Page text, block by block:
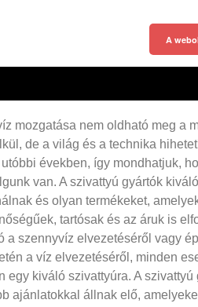
mozgatása nem oldható meg a
de a világ és a technika
években, így mondhatjuk,
van. A szivattyú gyártók
és olyan termékeket,
tartósak és az áruk is
a szennyvíz elvezetéséről vagy
a víz elvezetéséről, minden
egy kiváló szivattyúra. A szivattyú
ajánlatokkal állnak elő,
A